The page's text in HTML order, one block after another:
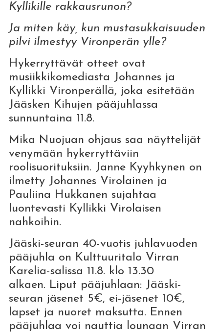
Kyllikille rakkausrunon?
Ja miten käy, kun mustasukkaisuuden
pilvi ilmestyy Vironperän ylle?
Hykerryttävät otteet ovat
musiikkikomediasta Johannes ja
Kyllikki Vironperällä, joka esitetään
Jääsken Kihujen pääjuhlassa
sunnuntaina 11.8.
Mika Nuojuan ohjaus saa näyttelijät
venymään hykerryttäviin
roolisuorituksiin. Janne Kyyhkynen on
ilmetty Johannes Virolainen ja
Pauliina Hukkanen sujahtaa
luontevasti Kyllikki Virolaisen
nahkoihin.
Jääski-seuran 40-vuotis juhlavuoden
pääjuhla on Kulttuuritalo Virran
Karelia-salissa 11.8. klo 13.30
alkaen. Liput pääjuhlaan: Jääski-
seuran jäsenet 5€, ei-jäsenet 10€,
lapset ja nuoret maksutta. Ennen
pääjuhlaa voi nauttia lounaan Virran